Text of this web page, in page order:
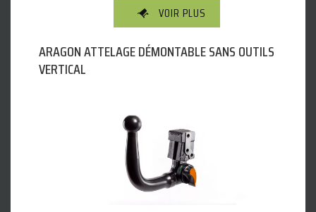
VOIR PLUS
ARAGON ATTELAGE DÉMONTABLE SANS OUTILS
VERTICAL